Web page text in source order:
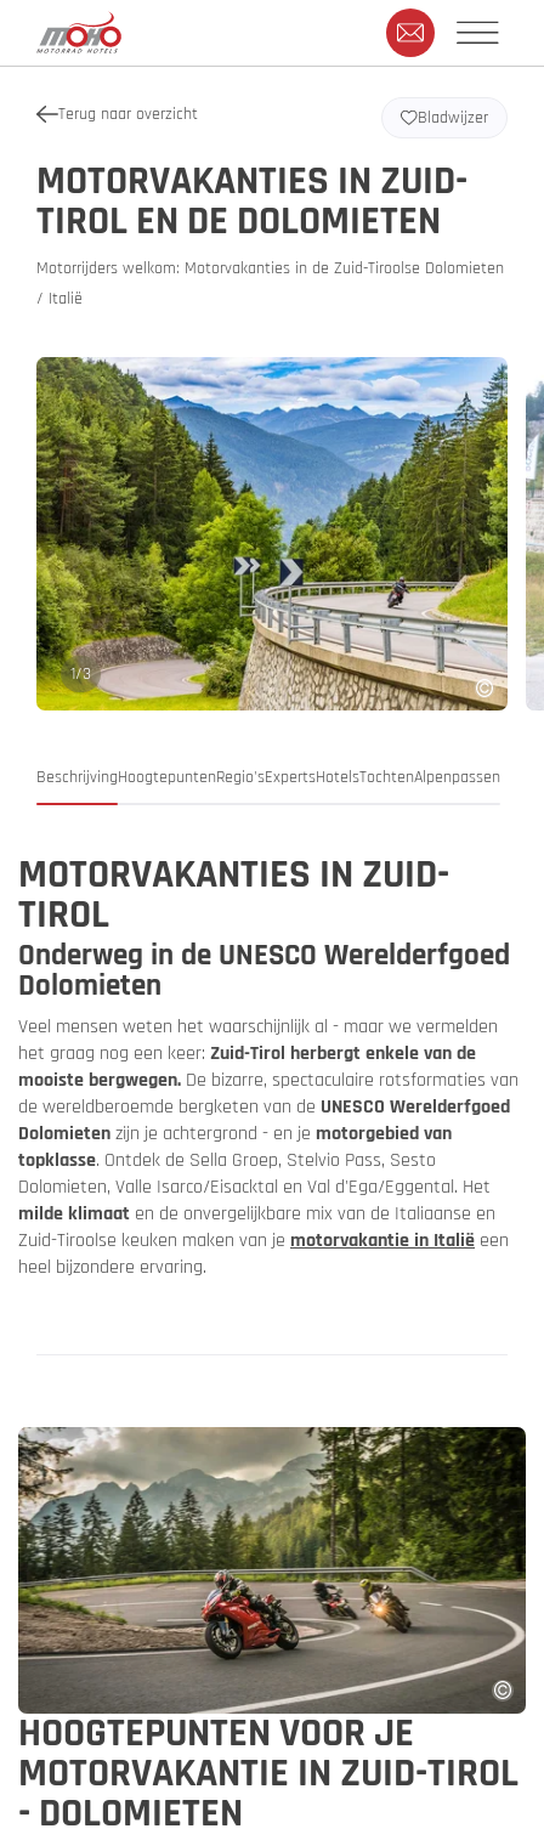
Terug naar overzicht
MOTORVAKANTIES IN ZUID-
TIROL EN DE DOLOMIETEN
Motorrijders welkom: Motorvakanties in de Zuid-Tiroolse Dolomieten
/ Italië
Bladwijzer
1/3
BeschrijvingHoogtepuntenRegio'sExpertsHotelsTochtenAlpenpassen
MOTORVAKANTIES IN ZUID-
TIROL
Onderweg in de UNESCO Werelderfgoed
Dolomieten
Veel mensen weten het waarschijnlijk al - maar we vermelden
het graag nog een keer: Zuid-Tirol herbergt enkele van de
mooiste bergwegen. De bizarre, spectaculaire rotsformaties van
de wereldberoemde bergketen van de UNESCO Werelderfgoed
Dolomietenzijn je achtergrond - en je motorgebied van
topklasse. Ontdek de Sella Groep, Stelvio Pass, Sesto
Dolomieten, Valle Isarco/Eisacktal en Val d'Ega/Eggental. Het
milde klimaat en de onvergelijkbare mix van de Italiaanse en
Zuid-Tiroolse keuken maken van je motorvakantie in Italië een
heel bijzondere ervaring.
HOOGTEPUNTEN VOOR JE
MOTORVAKANTIE IN ZUID-TIROL
- DOLOMIETEN